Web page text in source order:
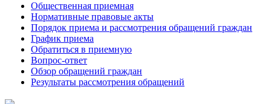
Общественная приемная
Нормативные правовые акты
Порядок приема и рассмотрения обращений граждан
График приема
Обратиться в приемную
Вопрос-ответ
Обзор обращений граждан
Результаты рассмотрения обращений